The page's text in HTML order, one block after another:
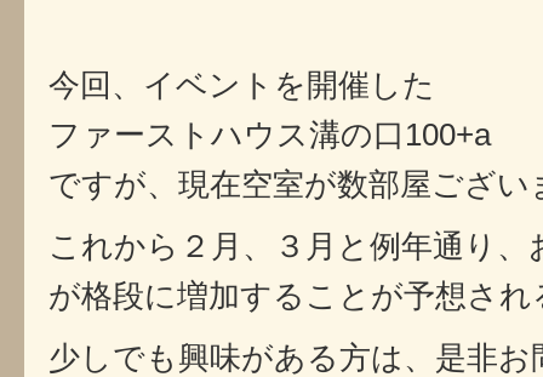
今回、イベントを開催した
ファーストハウス溝の口100+a
ですが、現在空室が数部屋ござい
これから２月、３月と例年通り、
が格段に増加することが予想され
少しでも興味がある方は、是非お